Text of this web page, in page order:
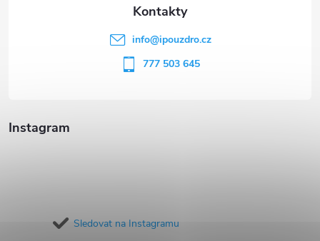
Instagram
Sledovat na Instagramu
info@ipouzdro.cz
777 503 645